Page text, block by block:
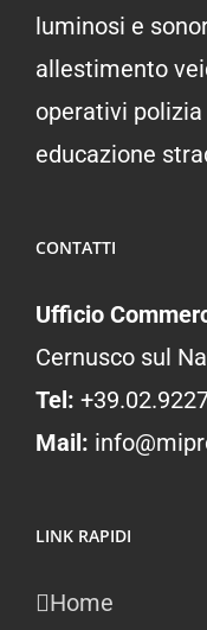
luminosi e
allestimento
operativi
educazione
CONTATTI
Ufficio
Cernusco sul
Tel:
Mail:
LINK RAPIDI
Home